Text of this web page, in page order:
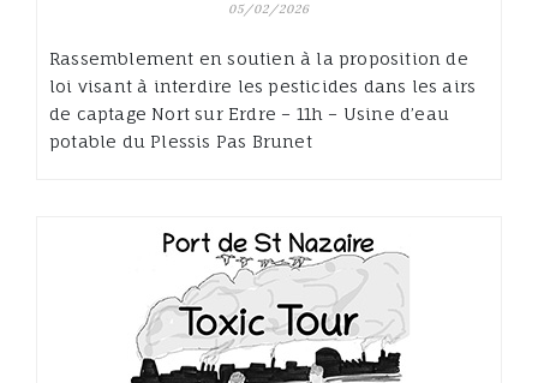
05/02/2026
Rassemblement en soutien à la proposition de
loi visant à interdire les pesticides dans les airs
de captage Nort sur Erdre – 11h – Usine d’eau
potable du Plessis Pas Brunet